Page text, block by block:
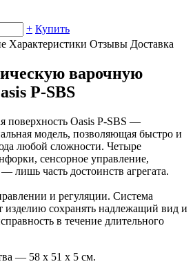
+ Купить
Характеристики Отзывы Доставка
варочную
P-SBS
поверхность Oasis P-SBS —
модель, позволяющая быстро и
любой сложности. Четыре
сенсорное управление,
лишь часть достоинств агрегата.
и регуляции. Система
изделию сохранять надлежащий вид и
в течение длительного
— 58 х 51 х 5 см.